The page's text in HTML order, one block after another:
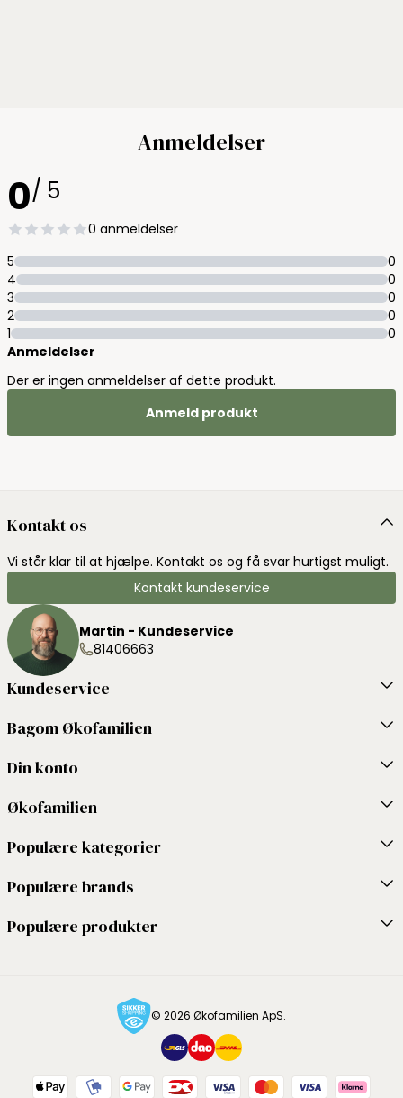
Anmeldelser
0/ 5
0 anmeldelser
5
0
4
0
3
0
2
0
1
0
Anmeldelser
Der er ingen anmeldelser af dette produkt.
Anmeld produkt
Kontakt os
Vi står klar til at hjælpe. Kontakt os og få svar hurtigst muligt.
Kontakt kundeservice
Martin - Kundeservice
81406663
Kundeservice
Bagom Økofamilien
Din konto
Økofamilien
Populære kategorier
Populære brands
Populære produkter
© 2026 Økofamilien ApS.